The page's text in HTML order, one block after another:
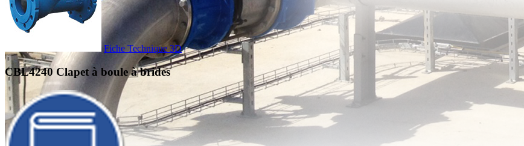
Fiche Technique 3D
CBL4240 Clapet à boule à brides